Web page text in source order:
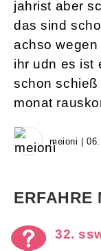
jahrist aber
das sind
achso
ihr udn es ist
schon
monat
meioni |
ERFAHRE
32.